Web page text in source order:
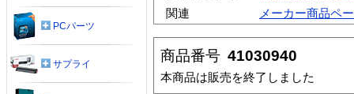
関連
メーカー商品ペ
商品番号 41030940
本商品は販売を終了しました
PCパーツ
サプライ